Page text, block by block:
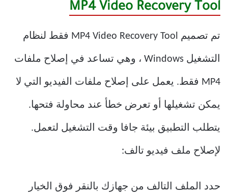
MP4 Video Recovery Tool
تم تصميم MP4 Video Recovery Tool فقط لنظام
التشغيل Windows ، وهي تساعد في إصلاح ملفات
MP4 فقط. يعمل على إصلاح ملفات الفيديو التي لا
يمكن تشغيلها أو تعرض خطأ عند محاولة فتحها.
يتطلب التطبيق بيئة جافا وقت التشغيل لتعمل.
لإصلاح ملف فيديو تالف:
حدد الملف التالف من جهازك بالنقر فوق الخيار